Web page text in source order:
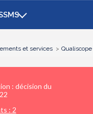
et services Qualiscope
: décision du
: 2